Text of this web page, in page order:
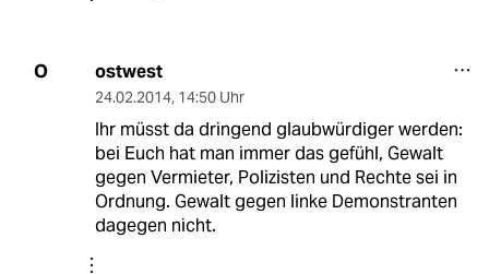
O ostwest
24.02.2014, 14:50 Uhr
Ihr müsst da dringend glaubwürdiger werden:
bei Euch hat man immer das gefühl, Gewalt
gegen Vermieter, Polizisten und Rechte sei in
Ordnung. Gewalt gegen linke Demonstranten
dagegen nicht.